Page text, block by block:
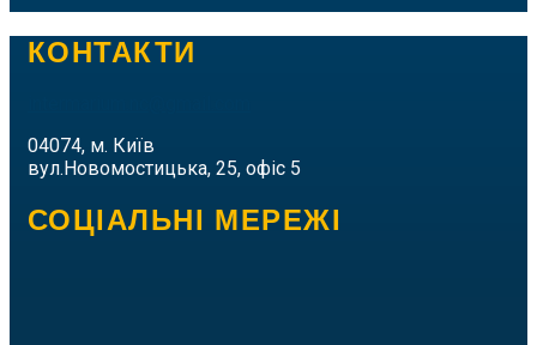
КОНТАКТИ
04074, м. Київ
вул.Новомостицька, 25, офіс 5
СОЦІАЛЬНІ МЕРЕЖІ